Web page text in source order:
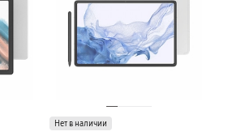
Нет в наличии